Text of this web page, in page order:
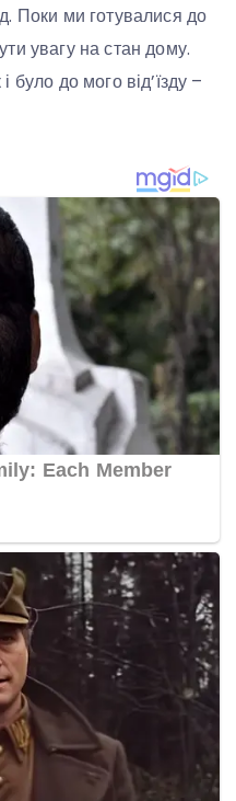
Поки ми готувалися до
увагу на стан дому.
до мого від’їзду –